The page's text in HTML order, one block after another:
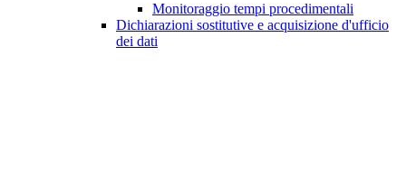
Monitoraggio tempi procedimentali
Dichiarazioni sostitutive e acquisizione d'ufficio
dei dati